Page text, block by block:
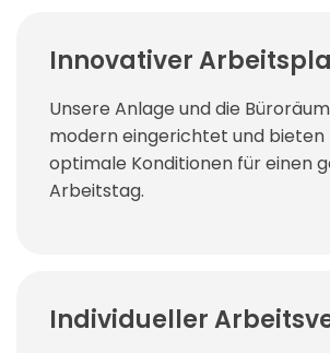
Innovativer
Unsere Anlage und die
modern eingerichtet und bieten
optimale Konditionen für einen
Arbeitstag.
Individueller